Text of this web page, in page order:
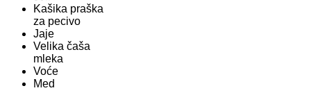
Kašika praška
za pecivo
Jaje
Velika čaša
mleka
Voće
Med